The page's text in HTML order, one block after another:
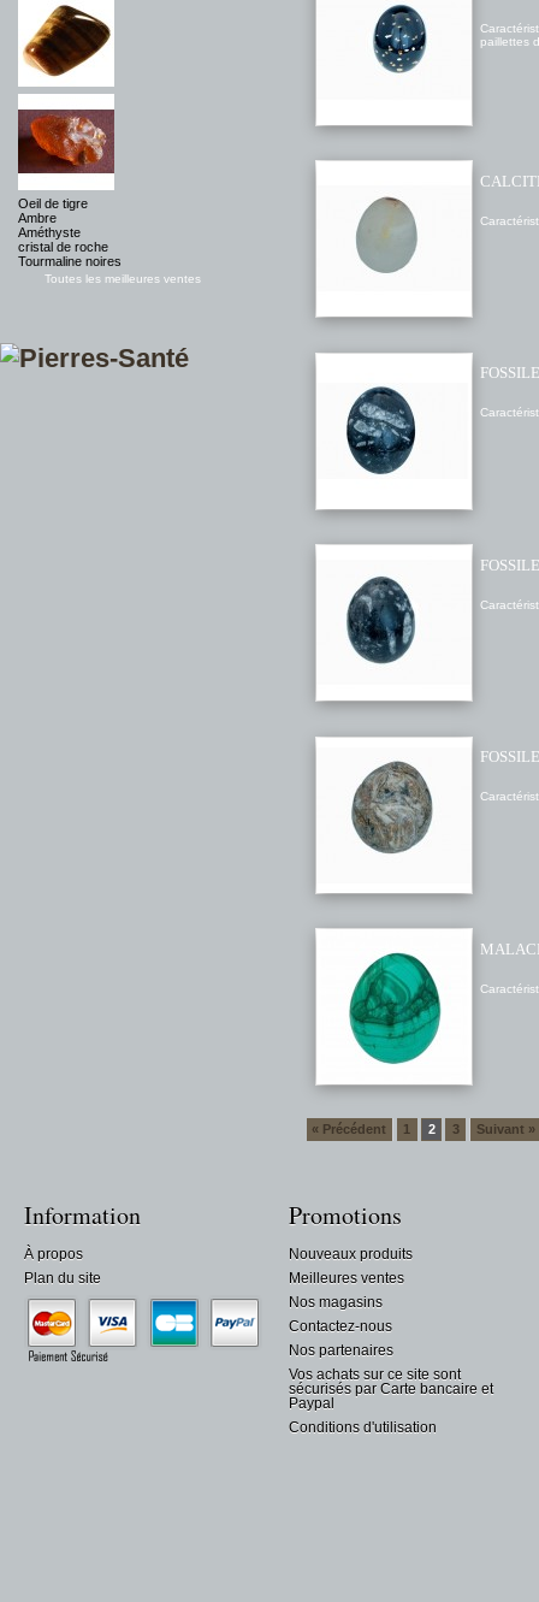
Oeil de tigre
Ambre
Améthyste
cristal de roche
Tourmaline noires
Toutes les meilleures ventes
« Précédent 1 2 3 Suivant »
Information
À propos
Plan du site
Promotions
Nouveaux produits
Meilleures ventes
Nos magasins
Contactez-nous
Nos partenaires
Vos achats sur ce site sont
sécurisés par Carte bancaire et
Paypal
Conditions d'utilisation